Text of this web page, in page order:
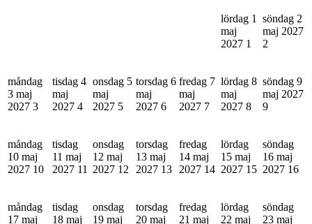
lördag 1
maj
2027 1
söndag 2
maj 2027
2
måndag
3 maj
2027 3
tisdag 4
maj
2027 4
onsdag 5
maj
2027 5
torsdag 6
maj
2027 6
fredag 7
maj
2027 7
lördag 8
maj
2027 8
söndag 9
maj 2027
9
måndag
10 maj
2027 10
tisdag
11 maj
2027 11
onsdag
12 maj
2027 12
torsdag
13 maj
2027 13
fredag
14 maj
2027 14
lördag
15 maj
2027 15
söndag
16 maj
2027 16
måndag
17 maj
tisdag
18 maj
onsdag
19 maj
torsdag
20 maj
fredag
21 maj
lördag
22 maj
söndag
23 maj